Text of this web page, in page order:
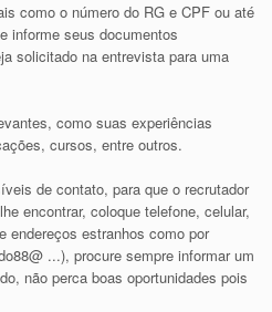
como o número do RG e CPF ou até
informe seus documentos
solicitado na entrevista para uma
como suas experiências
cursos, entre outros.
de contato, para que o recrutador
encontrar, coloque telefone, celular,
endereços estranhos como por
...), procure sempre informar um
não perca boas oportunidades pois